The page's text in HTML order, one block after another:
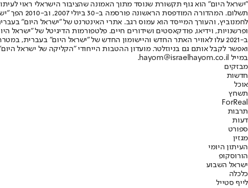
"ישראל היום" הוא גוף תקשורת שנוסד מתוך האמונה שהציבור הישראלי ראוי
תשלום.
ופרשנויות, וידיאו, פודקאסטים ושידורים חיים. פלטפורמות הדיגיטל של "ישראל
ב-2021 עלו לאוויר האתר החדש והיישומון החדש של "ישראל היום"
ואפשר לקבל אותם גם בניוזלטר. מועדון ההטבות הייחודי "הקליקה של ישראל
במייל hayom@israelhayom.co.il.
מבזקים
חדשות
אוכל
תשחץ
ForReal
תרבות
דעות
ספורט
מגזין
העיתון היומי
הורוסקופ
ישראל השבוע
כלכלה
לייף סטייל